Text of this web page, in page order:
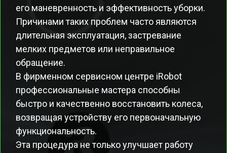
его маневренность и эффективность уборки.
Причинами таких проблем часто являются
длительная эксплуатация, застревание
мелких предметов или неправильное
обращение.
В фирменном сервисном центре iRobot
профессиональные мастера способны
быстро и качественно восстановить колеса,
возвращая устройству его первоначальную
функциональность.
Эта процедура не только улучшает работу